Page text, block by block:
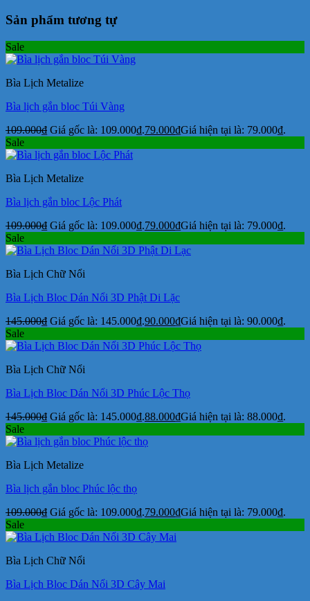
Sản phẩm tương tự
Sale
Bìa Lịch Metalize
Bìa lịch gắn bloc Túi Vàng
109.000₫ Giá gốc là: 109.000₫.79.000₫Giá hiện tại là: 79.000₫.
Sale
Bìa Lịch Metalize
Bìa lịch gắn bloc Lộc Phát
109.000₫ Giá gốc là: 109.000₫.79.000₫Giá hiện tại là: 79.000₫.
Sale
Bìa Lịch Chữ Nổi
Bìa Lịch Bloc Dán Nổi 3D Phật Di Lặc
145.000₫ Giá gốc là: 145.000₫.90.000₫Giá hiện tại là: 90.000₫.
Sale
Bìa Lịch Chữ Nổi
Bìa Lịch Bloc Dán Nổi 3D Phúc Lộc Thọ
145.000₫ Giá gốc là: 145.000₫.88.000₫Giá hiện tại là: 88.000₫.
Sale
Bìa Lịch Metalize
Bìa lịch gắn bloc Phúc lộc thọ
109.000₫ Giá gốc là: 109.000₫.79.000₫Giá hiện tại là: 79.000₫.
Sale
Bìa Lịch Chữ Nổi
Bìa Lịch Bloc Dán Nổi 3D Cây Mai